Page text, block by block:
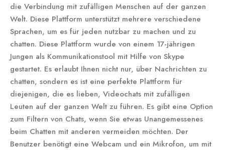
die Verbindung mit zufälligen Menschen auf der ganzen
Welt. Diese Plattform unterstützt mehrere verschiedene
Sprachen, um es für jeden nutzbar zu machen und zu
chatten. Diese Plattform wurde von einem 17-jährigen
Jungen als Kommunikationstool mit Hilfe von Skype
gestartet. Es erlaubt Ihnen nicht nur, über Nachrichten zu
chatten, sondern es ist eine perfekte Plattform für
diejenigen, die es lieben, Videochats mit zufälligen
Leuten auf der ganzen Welt zu führen. Es gibt eine Option
zum Filtern von Chats, wenn Sie etwas Unangemessenes
beim Chatten mit anderen vermeiden möchten. Der
Benutzer benötigt eine Webcam und ein Mikrofon, um mit